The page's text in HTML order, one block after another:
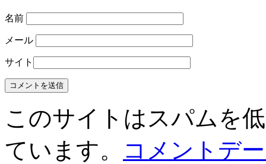
名前
メール
サイト
このサイトはスパムを
ています。
コメントデ